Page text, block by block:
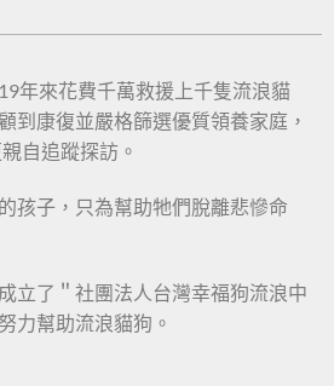
年來花費千萬救援上千隻流浪貓
到康復並嚴格篩選優質領養家庭，
自追蹤探訪。
孩子，只為幫助牠們脫離悲慘命
立了＂社團法人台灣幸福狗流浪中
力幫助流浪貓狗。